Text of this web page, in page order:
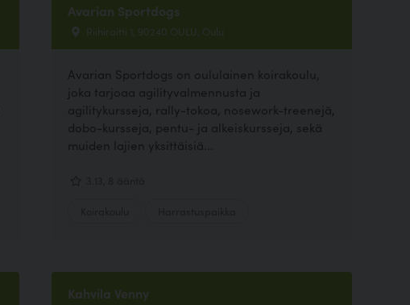
Avarian Sportdogs
Riihiraitti 1, 90240 OULU, Oulu
Avarian Sportdogs on oululainen koirakoulu,
joka tarjoaa agilityvalmennusta ja
agilitykursseja, rally-tokoa, nosework-treenejä,
dobo-kursseja, pentu- ja alkeiskursseja, sekä
muiden lajien yksittäisiä...
Kahvila Venny